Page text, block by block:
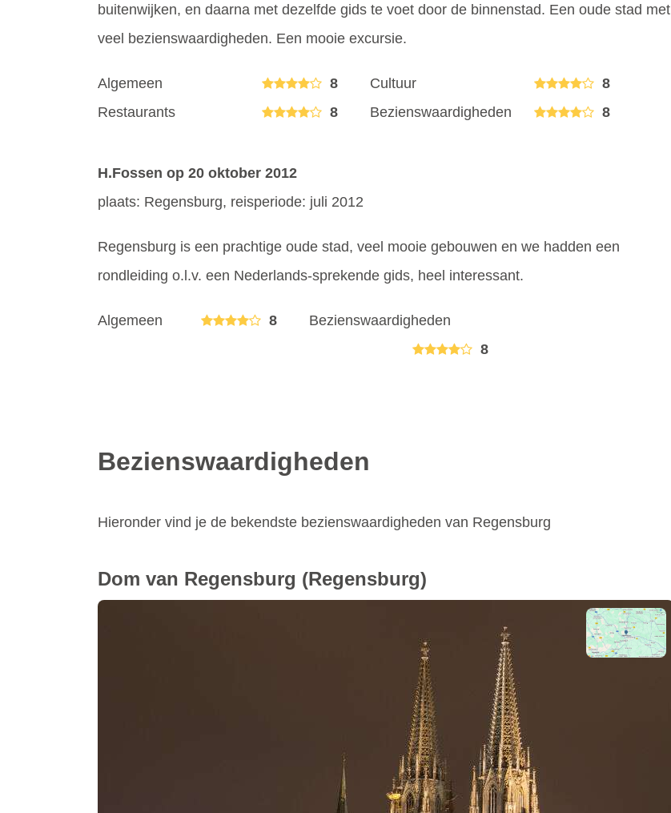
buitenwijken, en daarna met dezelfde gids te voet door de binnenstad. Een oude stad met
veel bezienswaardigheden. Een mooie excursie.
Algemeen 8 Cultuur
8
Restaurants
8 Bezienswaardigheden 8
H.Fossen op 20 oktober 2012
plaats: Regensburg, reisperiode: juli 2012
Regensburg is een prachtige oude stad, veel mooie gebouwen en we hadden een
rondleiding o.l.v. een Nederlands-sprekende gids, heel interessant.
Algemeen 8
Bezienswaardigheden
8
Bezienswaardigheden
Hieronder vind je de bekendste bezienswaardigheden van Regensburg
Dom van Regensburg (Regensburg)